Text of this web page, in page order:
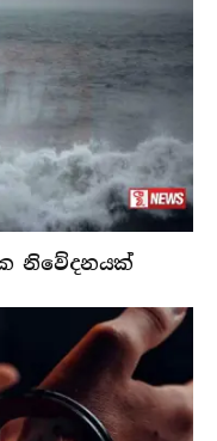
නිවේදනයක්